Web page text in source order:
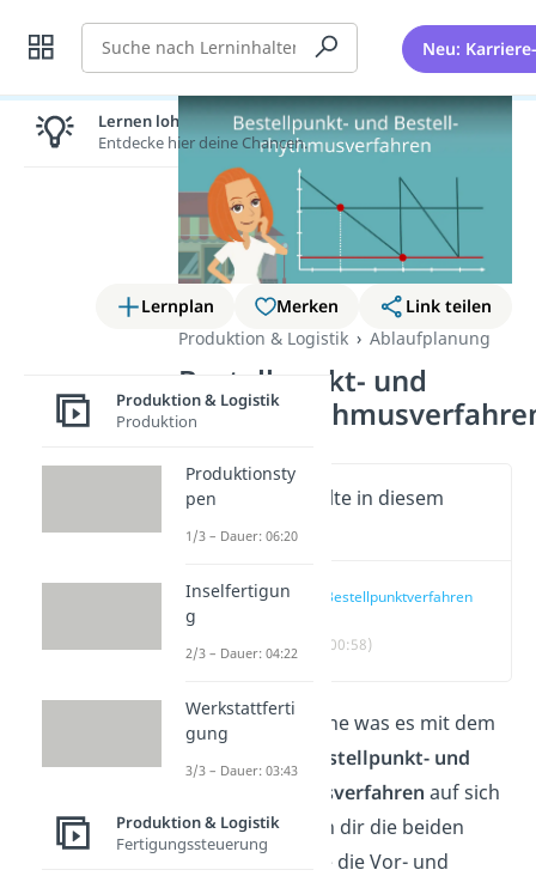
Suche Neu:
Lernplan Merken
Link teilen
Produktion & Logistik
Ablaufplanung
Bestellpunkt- und
Wichtige Inhalte in diesem
Video
Bestellpunktverfahren
(00:58)
Du wüsstest gerne was es mit dem
Bestellpunkt- und
Bestellrhythmusverfahren auf sich
hat? Wir erklären dir die beiden
Verfahren, sowie die Vor- und
Lernen lohnt sich!
Entdecke hier deine Chancen.
Produktion & Logistik
Produktion
Produktionsty
pen
1/3 – Dauer: 06:20
Inselfertigun
g
2/3 – Dauer: 04:22
Werkstattferti
gung
3/3 – Dauer: 03:43
Produktion & Logistik
Fertigungssteuerung